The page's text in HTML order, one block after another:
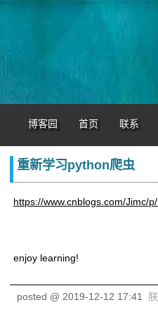
博客园 首页 联系
重新学习python爬虫
https://www.cnblogs.com/Jimc/
enjoy learning!
posted @ 2019-12-12 17:41